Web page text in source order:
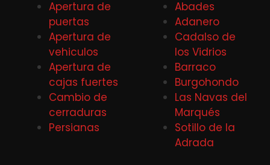
Apertura de
puertas
Apertura de
vehiculos
Apertura de
cajas fuertes
Cambio de
cerraduras
Persianas
Abades
Adanero
Cadalso de
los Vidrios
Barraco
Burgohondo
Las Navas del
Marqués
Sotillo de la
Adrada